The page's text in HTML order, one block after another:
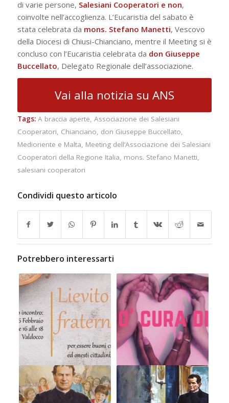
di varie persone, Salesiani Cooperatori e non,
coinvolte nell’accoglienza. L’Eucaristia del sabato è
stata celebrata da mons. Stefano Manetti, Vescovo
della Diocesi di Chiusi-Chianciano, mentre il Meeting si è
concluso con l’Eucaristia celebrata da don Giuseppe
Buccellato, Delegato Regionale dell’associazione.
Vai alla notizia su ANS
Tags: A braccia aperte, Associazione dei Salesiani
Cooperatori, Chianciano, don Giuseppe Buccellato,
Medioriente e Malta, Meeting dell’Associazione dei Salesiani
Cooperatori della Regione Italia, mons. Stefano Manetti,
salesiani cooperatori
Condividi questo articolo
Potrebbero interessarti